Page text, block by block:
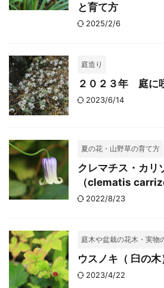
と育て方
2025/2/6
庭造り
２０２３年 庭に
2023/6/14
夏の花・山野草の育て方
クレマチス・カリ
（clematis
2022/8/23
庭木や盆栽の花木・実物
ウスノキ（ 臼の
2023/4/22